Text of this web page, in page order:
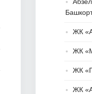
ЖК
ЖК
ЖК
ЖК